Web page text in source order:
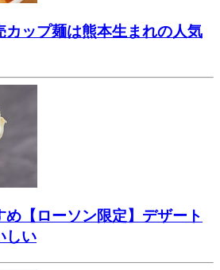
カップ麺は熊本生まれの人気
【ローソン限定】デザート
しい